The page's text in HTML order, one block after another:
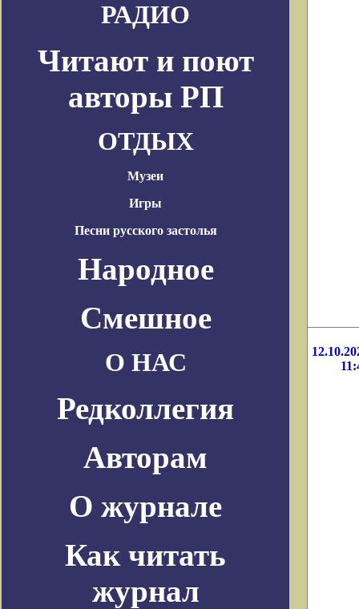
РАДИО
Читают и поют
авторы РП
ОТДЫХ
Музеи
Игры
Песни русского застолья
Народное
Смешное
О НАС
Редколлегия
Авторам
О журнале
Как читать
журнал